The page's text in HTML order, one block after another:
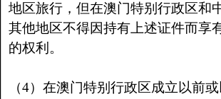
地区旅行，但在澳门特别行政区和
其他地区不得因持有上述证件而享
的权利。
（4）在澳门特别行政区成立以前